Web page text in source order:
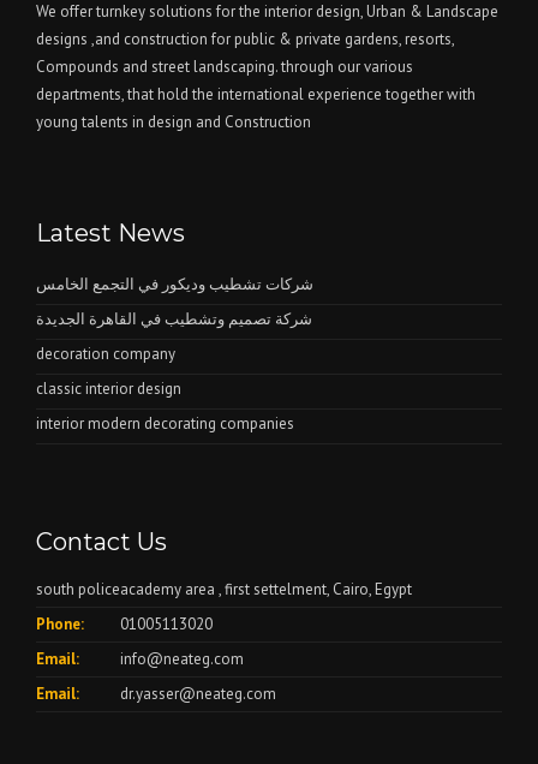
We offer turnkey solutions for the interior design, Urban & Landscape
designs ,and construction for public & private gardens, resorts,
Compounds and street landscaping. through our various
departments, that hold the international experience together with
young talents in design and Construction
Latest News
شركات تشطيب وديكور في التجمع الخامس
شركة تصميم وتشطيب في القاهرة الجديدة
decoration company
classic interior design
interior modern decorating companies
Contact Us
south policeacademy area , first settelment, Cairo, Egypt
Phone:
01005113020
Email:
info@neateg.com
Email:
dr.yasser@neateg.com